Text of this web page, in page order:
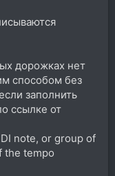
дорожках нет
способом без
заполнить
ссылке от
note, or group of
the tempo